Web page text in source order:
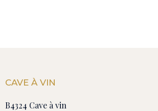
CAVE À VIN
B4324 Cave à vin